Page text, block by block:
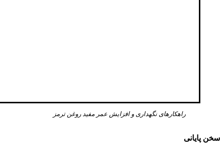
راهکارهای نگهداری و افزایش عمر مفید روغن ترمز
سخن پایانی